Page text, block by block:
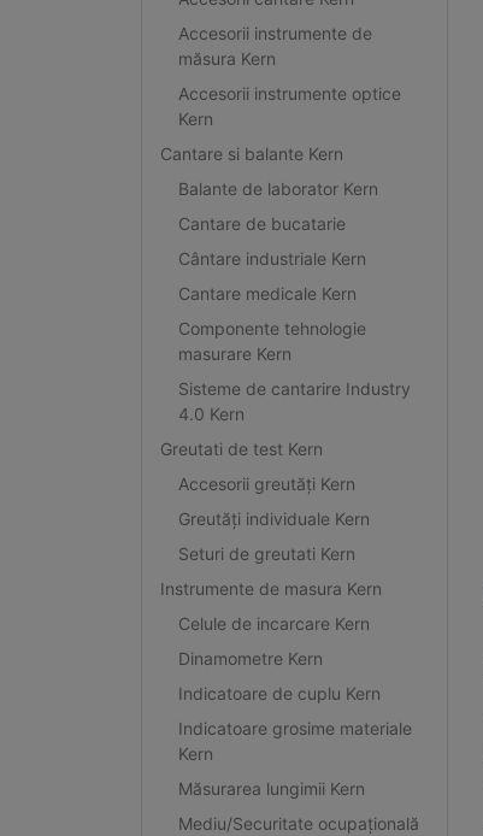
Accesorii instrumente de
măsura Kern
Accesorii instrumente optice
Kern
Cantare si balante Kern
Balante de laborator Kern
Cantare de bucatarie
Cântare industriale Kern
Cantare medicale Kern
Componente tehnologie
masurare Kern
Sisteme de cantarire Industry
4.0 Kern
Greutati de test Kern
Accesorii greutăți Kern
Greutăți individuale Kern
Seturi de greutati Kern
Instrumente de masura Kern
Celule de incarcare Kern
Dinamometre Kern
Indicatoare de cuplu Kern
Indicatoare grosime materiale
Kern
Măsurarea lungimii Kern
Mediu/Securitate ocupațională